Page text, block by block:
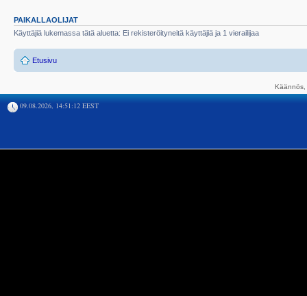
PAIKALLAOLIJAT
Käyttäjiä lukemassa tätä aluetta: Ei rekisteröityneitä käyttäjiä ja 1 vierailijaa
Etusivu
09.08.2026, 14:51:12 EEST